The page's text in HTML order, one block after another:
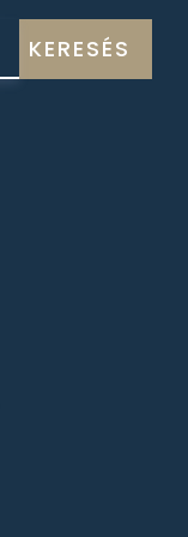
KERESÉS